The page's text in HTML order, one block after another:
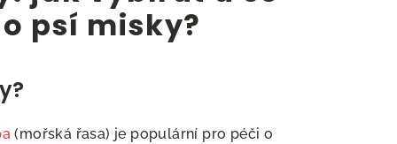
psí misky?
(mořská řasa) je populární pro péči o